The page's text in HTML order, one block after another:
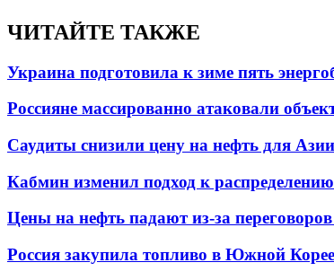
ЧИТАЙТЕ ТАКЖЕ
Украина подготовила к зиме пять
Россияне массированно атаковали
Саудиты снизили цену на нефть для Азии
Кабмин изменил подход к
Цены на нефть падают из-за
Россия закупила топливо в Южной